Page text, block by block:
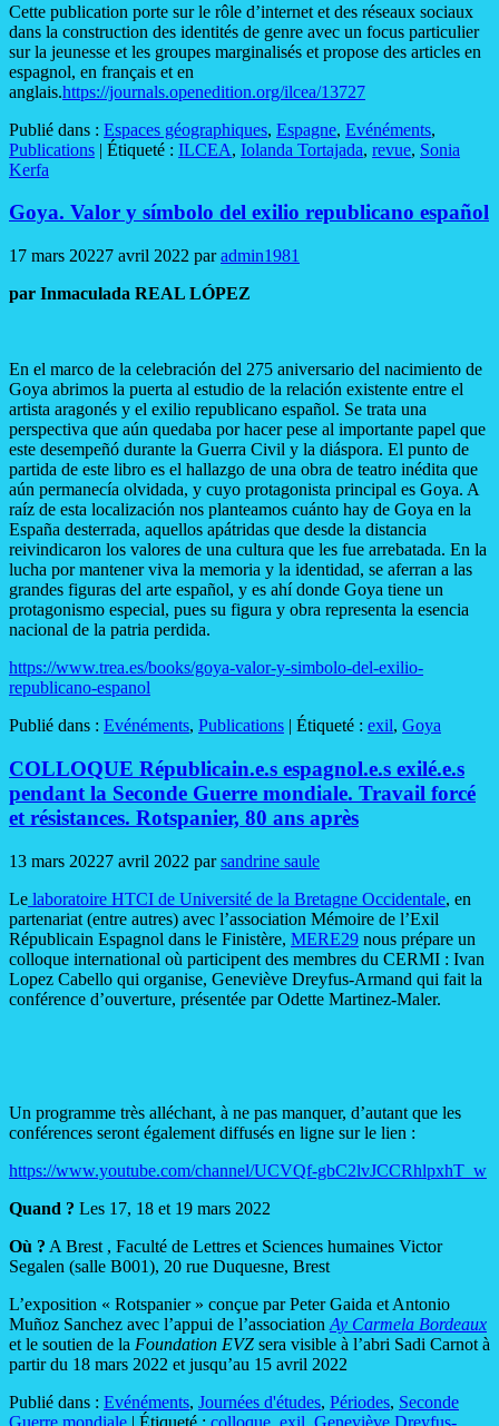
Cette publication porte sur le rôle d’internet et des réseaux sociaux
dans la construction des identités de genre avec un focus particulier
sur la jeunesse et les groupes marginalisés et propose des articles en
espagnol, en français et en
anglais.https://journals.openedition.org/ilcea/13727
Publié dans : Espaces géographiques, Espagne, Evénéments,
Publications | Étiqueté : ILCEA, Iolanda Tortajada, revue, Sonia
Kerfa
Goya. Valor y símbolo del exilio republicano español
17 mars 20227 avril 2022 paradmin1981
par Inmaculada REAL LÓPEZ
En el marco de la celebración del 275 aniversario del nacimiento de
Goya abrimos la puerta al estudio de la relación existente entre el
artista aragonés y el exilio republicano español. Se trata una
perspectiva que aún quedaba por hacer pese al importante papel que
este desempeñó durante la Guerra Civil y la diáspora. El punto de
partida de este libro es el hallazgo de una obra de teatro inédita que
aún permanecía olvidada, y cuyo protagonista principal es Goya. A
raíz de esta localización nos planteamos cuánto hay de Goya en la
España desterrada, aquellos apátridas que desde la distancia
reivindicaron los valores de una cultura que les fue arrebatada. En la
lucha por mantener viva la memoria y la identidad, se aferran a las
grandes figuras del arte español, y es ahí donde Goya tiene un
protagonismo especial, pues su figura y obra representa la esencia
nacional de la patria perdida.
https://www.trea.es/books/goya-valor-y-simbolo-del-exilio-
republicano-espanol
Publié dans : Evénéments, Publications | Étiqueté : exil, Goya
COLLOQUE Républicain.e.s espagnol.e.s exilé.e.s
pendant la Seconde Guerre mondiale. Travail forcé
et résistances. Rotspanier, 80 ans après
13 mars 20227 avril 2022 parsandrine saule
Le laboratoire HTCI de Université de la Bretagne Occidentale, en
partenariat (entre autres) avec l’association Mémoire de l’Exil
Républicain Espagnol dans le Finistère, MERE29 nous prépare un
colloque international où participent des membres du CERMI : Ivan
Lopez Cabello qui organise, Geneviève Dreyfus-Armand qui fait la
conférence d’ouverture, présentée par Odette Martinez-Maler.
Un programme très alléchant, à ne pas manquer, d’autant que les
conférences seront également diffusés en ligne sur le lien :
https://www.youtube.com/channel/UCVQf-gbC2lvJCCRhlpxhT_w
Quand ? Les 17, 18 et 19 mars 2022
Où ? A Brest , Faculté de Lettres et Sciences humaines Victor
Segalen (salle B001), 20 rue Duquesne, Brest
L’exposition « Rotspanier » conçue par Peter Gaida et Antonio
Muñoz Sanchez avec l’appui de l’association Ay Carmela Bordeaux
et le soutien de la Foundation EVZ sera visible à l’abri Sadi Carnot à
partir du 18 mars 2022 et jusqu’au 15 avril 2022
Publié dans : Evénéments, Journées d'études, Périodes, Seconde
Guerre mondiale | Étiqueté : colloque exil Geneviève Dreyfus-